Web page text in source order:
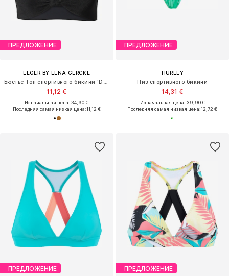
ПРЕДЛОЖЕНИЕ
LEGER BY LENA GERCKE
11,12 €
Изначальная цена: 34,90 €
Последняя самая низкая цена:11,12 €
ПРЕДЛОЖЕНИЕ
HURLEY
Низ спортивного бикини
14,31 €
Изначальная цена: 39,90 €
Последняя самая низкая цена:12,72 €
ПРЕДЛОЖЕНИЕ ПРЕДЛОЖЕНИЕ